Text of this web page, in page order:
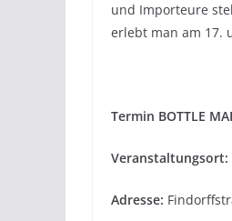
und Importeure
erlebt man am 17.
Termin BOTTLE
Veranstaltungsort:
Adresse: